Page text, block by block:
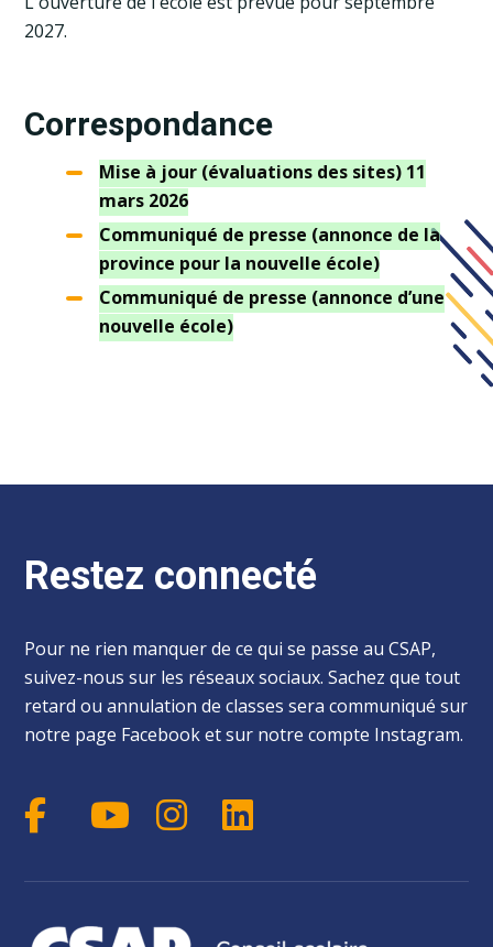
2027.
Correspondance
Mise à jour (évaluations des sites) 11
mars 2026
Communiqué de presse (annonce de la
province pour la nouvelle école)
Communiqué de presse (annonce d’une
nouvelle école)
Restez connecté
Pour ne rien manquer de ce qui se passe au CSAP,
suivez-nous sur les réseaux sociaux. Sachez que tout
retard ou annulation de classes sera communiqué sur
notre page Facebook et sur notre compte Instagram.